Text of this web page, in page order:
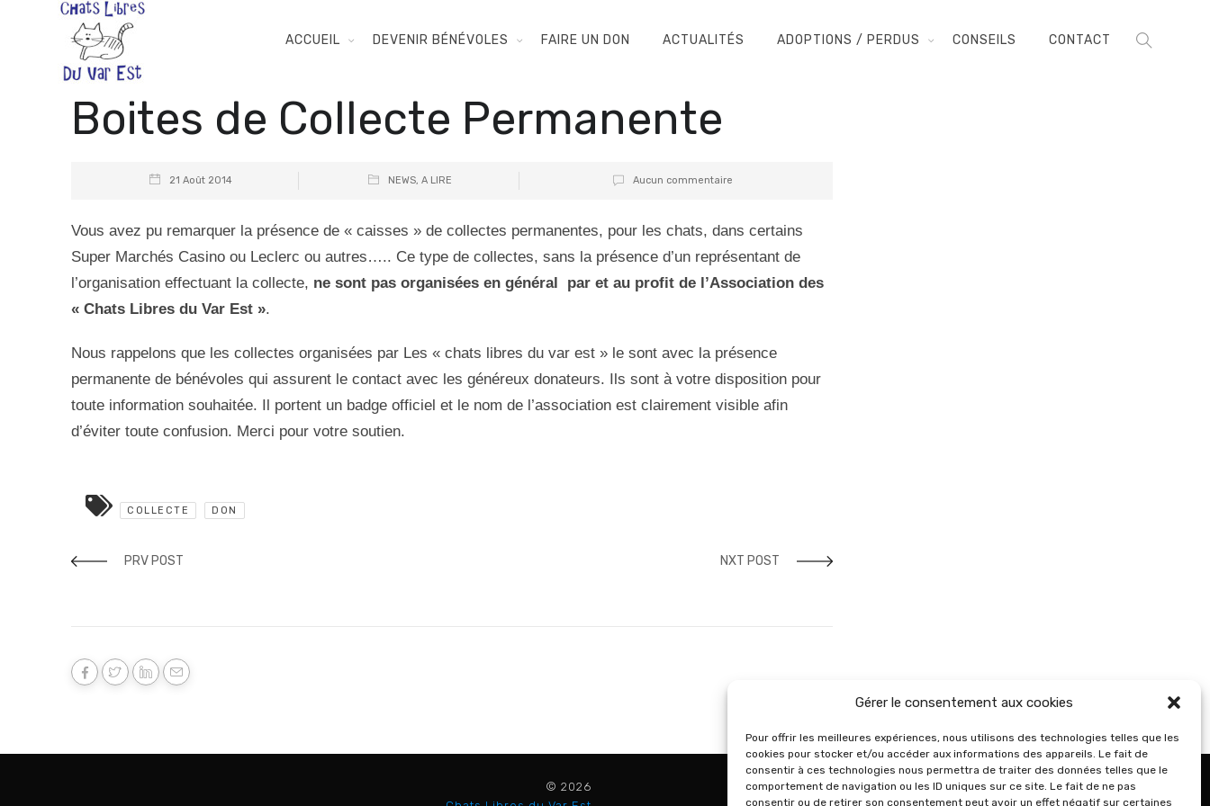
Gérer le consentement aux cookies
Pour offrir les meilleures expériences, nous utilisons des technologies telles que les
cookies pour stocker et/ou accéder aux informations des appareils. Le fait de
consentir à ces technologies nous permettra de traiter des données telles que le
comportement de navigation ou les ID uniques sur ce site. Le fait de ne pas
consentir ou de retirer son consentement peut avoir un effet négatif sur certaines
ACCUEIL DEVENIR BÉNÉVOLES FAIRE UN DON ACTUALITÉS ADOPTIONS / PERDUS CONSEILS CONTACT
Boites de Collecte Permanente
21 Août 2014 NEWS, A LIRE Aucun commentaire
Vous avez pu remarquer la présence de « caisses » de collectes permanentes, pour les chats, dans certains
Super Marchés Casino ou Leclerc ou autres….. Ce type de collectes, sans la présence d’un représentant de
l’organisation effectuant la collecte, ne sont pas organisées en général par et au profit de l’Association des
« Chats Libres du Var Est ».
Nous rappelons que les collectes organisées par Les « chats libres du var est » le sont avec la présence
permanente de bénévoles qui assurent le contact avec les généreux donateurs. Ils sont à votre disposition pour
toute information souhaitée. Il portent un badge officiel et le nom de l’association est clairement visible afin
d’éviter toute confusion. Merci pour votre soutien.
COLLECTE DON
PRV POST NXT POST
© 2026
Qui sommes-nous ?
Plan du site